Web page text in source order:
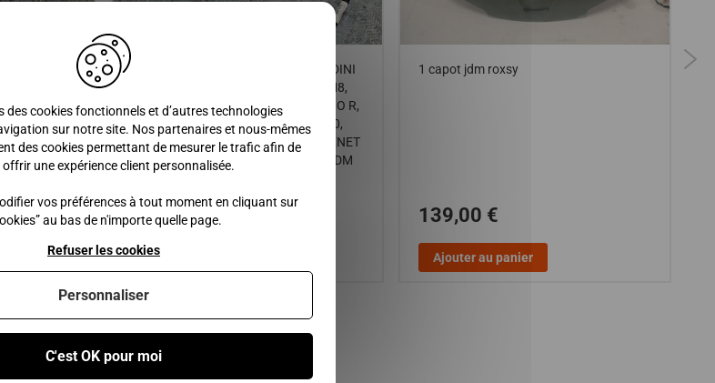
FAISCEAU COTE MOTEUR LOMBARDINI
DCI 492 , MICROCAR CARGO, F8C, M8,
MGO 3, MGO 4, MGO 6 / LIGIER XTOO R,
XTOO RS, OPTIMAX, IXO, JSRC, JS50,
JS50L, JS60 / DUE 3, 5 ET 6 / CHATENET
CH28, CH40, CH46 / BELLIER B8 / JDM
150,00 €
Ajouter au panier
1 capot jdm roxsy
139,00 €
Ajouter au panier
également être intéressé par
des cookies fonctionnels et d’autres technologies
sur notre site. Nos partenaires et nous-mêmes
des cookies permettant de mesurer le trafic afin de
une expérience client personnalisée.
vos préférences à tout moment en cliquant sur
au bas de n'importe quelle page.
C'est OK pour moi
Refuser les cookies
Personnaliser